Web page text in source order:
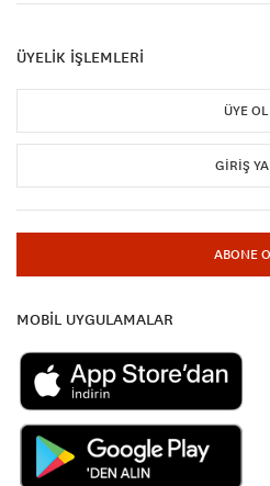
ÜYELİK İŞLEMLERİ
ÜYE OL
GIRIŞ
ABONE
MOBİL UYGULAMALAR